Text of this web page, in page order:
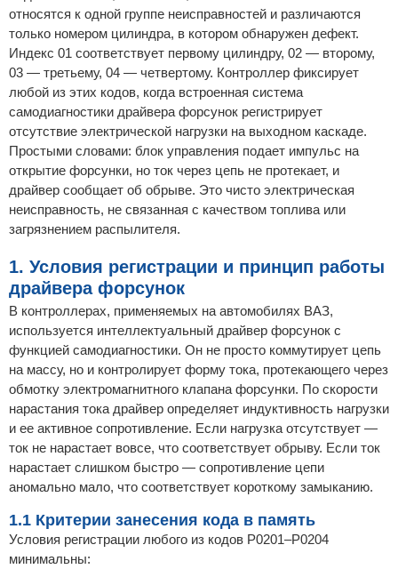
относятся к одной группе неисправностей и различаются
только номером цилиндра, в котором обнаружен дефект.
Индекс 01 соответствует первому цилиндру, 02 — второму,
03 — третьему, 04 — четвертому. Контроллер фиксирует
любой из этих кодов, когда встроенная система
самодиагностики драйвера форсунок регистрирует
отсутствие электрической нагрузки на выходном каскаде.
Простыми словами: блок управления подает импульс на
открытие форсунки, но ток через цепь не протекает, и
драйвер сообщает об обрыве. Это чисто электрическая
неисправность, не связанная с качеством топлива или
загрязнением распылителя.
1. Условия регистрации и принцип работы
драйвера форсунок
В контроллерах, применяемых на автомобилях ВАЗ,
используется интеллектуальный драйвер форсунок с
функцией самодиагностики. Он не просто коммутирует цепь
на массу, но и контролирует форму тока, протекающего через
обмотку электромагнитного клапана форсунки. По скорости
нарастания тока драйвер определяет индуктивность нагрузки
и ее активное сопротивление. Если нагрузка отсутствует —
ток не нарастает вовсе, что соответствует обрыву. Если ток
нарастает слишком быстро — сопротивление цепи
аномально мало, что соответствует короткому замыканию.
1.1 Критерии занесения кода в память
Условия регистрации любого из кодов Р0201–Р0204
минимальны: